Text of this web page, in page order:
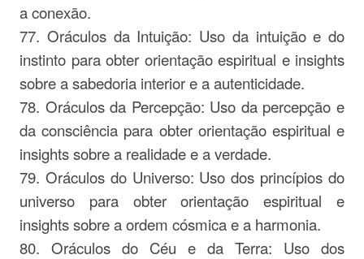
a conexão.
77. Oráculos da Intuição: Uso da intuição e do
instinto para obter orientação espiritual e insights
sobre a sabedoria interior e a autenticidade.
78. Oráculos da Percepção: Uso da percepção e
da consciência para obter orientação espiritual e
insights sobre a realidade e a verdade.
79. Oráculos do Universo: Uso dos princípios do
universo para obter orientação espiritual e
insights sobre a ordem cósmica e a harmonia.
80. Oráculos do Céu e da Terra: Uso dos